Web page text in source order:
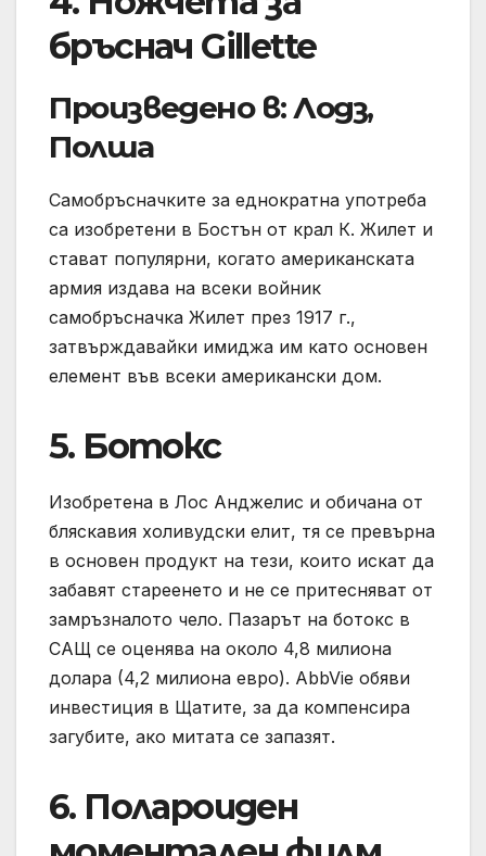
бръснач Gillette
Произведено в: Лодз,
Полша
Самобръсначките за еднократна употреба
са изобретени в Бостън от крал К. Жилет и
стават популярни, когато американската
армия издава на всеки войник
самобръсначка Жилет през 1917 г.,
затвърждавайки имиджа им като основен
елемент във всеки американски дом.
5. Ботокс
Изобретена в Лос Анджелис и обичана от
бляскавия холивудски елит, тя се превърна
в основен продукт на тези, които искат да
забавят стареенето и не се притесняват от
замръзналото чело. Пазарът на ботокс в
САЩ се оценява на около 4,8 милиона
долара (4,2 милиона евро). AbbVie обяви
инвестиция в Щатите, за да компенсира
загубите, ако митата се запазят.
6. Полароиден